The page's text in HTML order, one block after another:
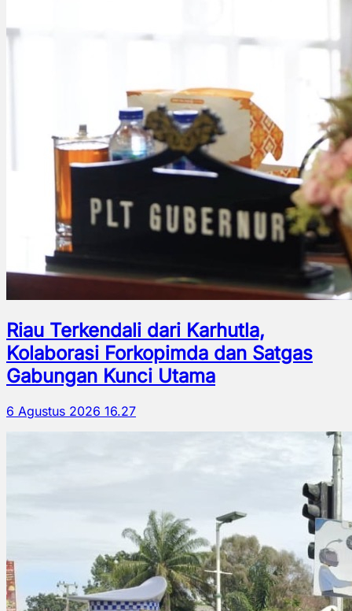
Riau Terkendali dari Karhutla,
Kolaborasi Forkopimda dan Satgas
Gabungan Kunci Utama
6 Agustus 2026 16.27